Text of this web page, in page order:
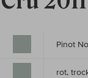
Pinot
rot,